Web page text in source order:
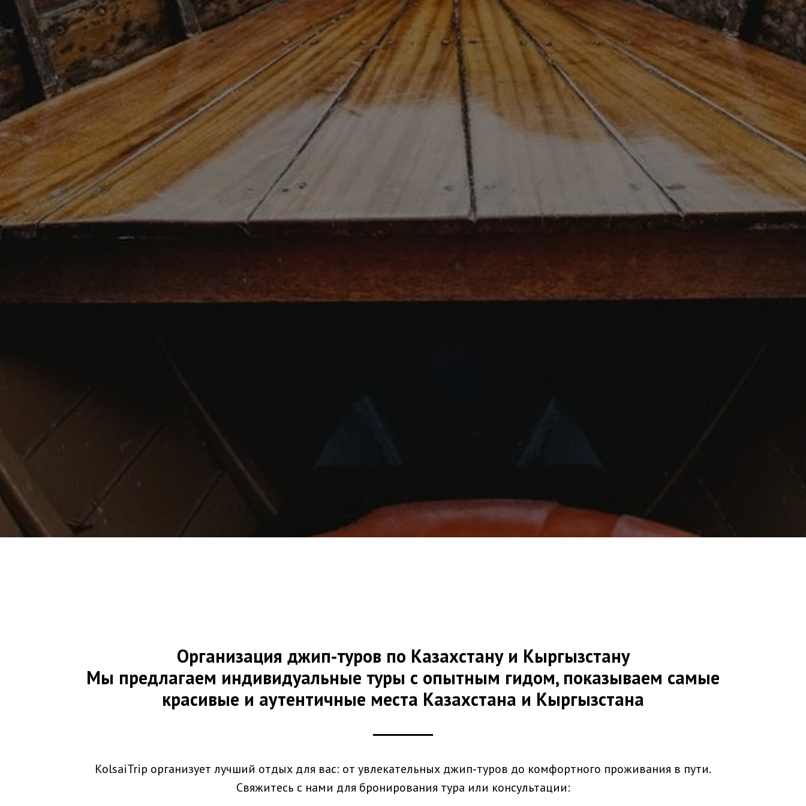
Организация джип‑туров по Казахстану и Кыргызстану
Мы предлагаем индивидуальные туры с опытным гидом, показываем самые
красивые и аутентичные места Казахстана и Кыргызстана
KolsaiTrip организует лучший отдых для вас: от увлекательных джип‑туров до комфортного проживания в пути.
Свяжитесь с нами для бронирования тура или консультации: